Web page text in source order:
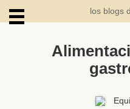
los blogs